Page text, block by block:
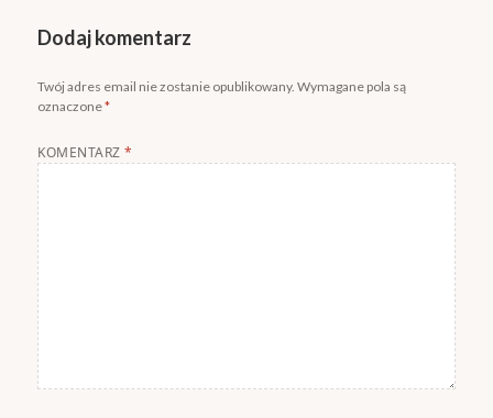
Dodaj komentarz
Twój adres email nie zostanie opublikowany. Wymagane pola są
oznaczone*
KOMENTARZ*